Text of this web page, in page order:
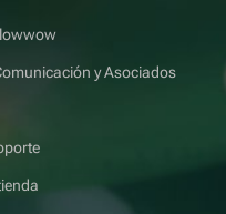
y Asociados